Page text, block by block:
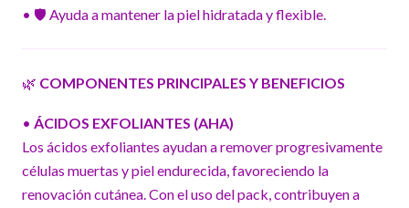
• 🛡️ Ayuda a mantener la piel hidratada y flexible.
🌿 COMPONENTES PRINCIPALES Y BENEFICIOS
• ÁCIDOS EXFOLIANTES (AHA)
Los ácidos exfoliantes ayudan a remover progresivamente
células muertas y piel endurecida, favoreciendo la
renovación cutánea. Con el uso del pack, contribuyen a